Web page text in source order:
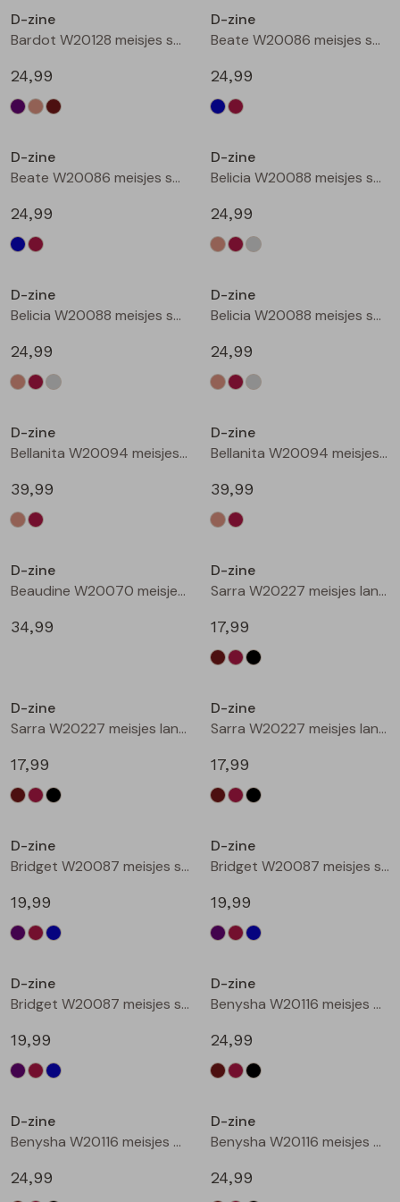
Blouses lange mouw
Sweatshirts
Gilet spencers
Jackjes
Blazers
Bermuda's
Bermuda's
Lange broek
Jackjes
Jassen
Leggings
Rokken
Lange broeken
Lange broeken
Leggings
T-shirts lange mouw
Tops
Vesten
D-zine
Bardot W20128 meisjes sweatshirt Bruin donker
24,99
D-zine
Beate W20086 meisjes sweatshirt Marine
24,99
D-zine
Beate W20086 meisjes sweatshirt Wijnrood
24,99
D-zine
Belicia W20088 meisjes sweatshirt Ecru melee
24,99
D-zine
Belicia W20088 meisjes sweatshirt Wijnrood
24,99
D-zine
Belicia W20088 meisjes sweatshirt Grey melee
24,99
D-zine
Bellanita W20094 meisjes buiten jack Zand
39,99
D-zine
Bellanita W20094 meisjes buiten jack Wijnrood
39,99
D-zine
Beaudine W20070 meisjes lange broek Bruin donker
34,99
D-zine
Sarra W20227 meisjes lange broek Bruin donker
17,99
D-zine
Sarra W20227 meisjes lange broek Wijnrood
17,99
D-zine
Sarra W20227 meisjes lange broek Zwart
17,99
D-zine
Bridget W20087 meisjes sweatshirt Cyclaam
19,99
D-zine
Bridget W20087 meisjes sweatshirt Wijnrood
19,99
D-zine
Bridget W20087 meisjes sweatshirt Raf
19,99
D-zine
Benysha W20116 meisjes bermuda Bruin donker
24,99
D-zine
Benysha W20116 meisjes bermuda Wijnrood
24,99
D-zine
Benysha W20116 meisjes bermuda Zwart
24,99